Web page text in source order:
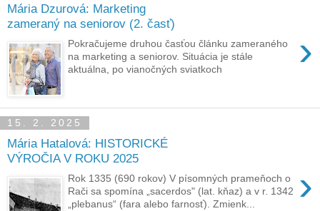
Mária Dzurová: Marketing
zameraný na seniorov (2. časť)
›
Pokračujeme druhou časťou článku zameraného
na marketing a seniorov. Situácia je stále
aktuálna, po vianočných sviatkoch
15. 2. 2025
Mária Hatalová: HISTORICKÉ
VÝROČIA V ROKU 2025
›
Rok 1335 (690 rokov) V písomných prameňoch o
Rači sa spomína „sacerdos" (lat. kňaz) a v r. 1342
„plebanus“ (fara alebo farnosť). Zmienk...